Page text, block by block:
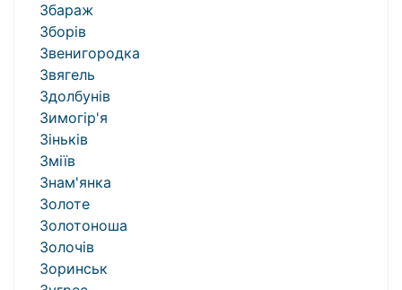
Збараж
Зборів
Звенигородка
Звягель
Здолбунів
Зимогір'я
Зіньків
Зміїв
Знам'янка
Золоте
Золотоноша
Золочів
Зоринськ